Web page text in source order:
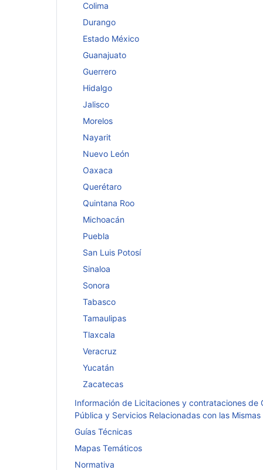
Colima
Durango
Estado México
Guanajuato
Guerrero
Hidalgo
Jalisco
Morelos
Nayarit
Nuevo León
Oaxaca
Querétaro
Quintana Roo
Michoacán
Puebla
San Luis Potosí
Sinaloa
Sonora
Tabasco
Tamaulipas
Tlaxcala
Veracruz
Yucatán
Zacatecas
Información de Licitaciones y contrataciones de
Pública y Servicios Relacionadas con las Mismas
Guías Técnicas
Mapas Temáticos
Normativa